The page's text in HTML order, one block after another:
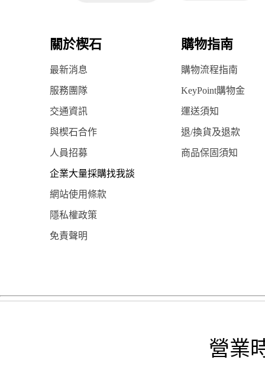
關於楔石 購物指南
最新消息 購物流程指南
服務團隊 KeyPoint購物金
交通資訊 運送須知
與楔石合作 退/換貨及退款
人員招募 商品保固須知
企業大量採購找我談
網站使用條款
隱私權政策
免責聲明
營業